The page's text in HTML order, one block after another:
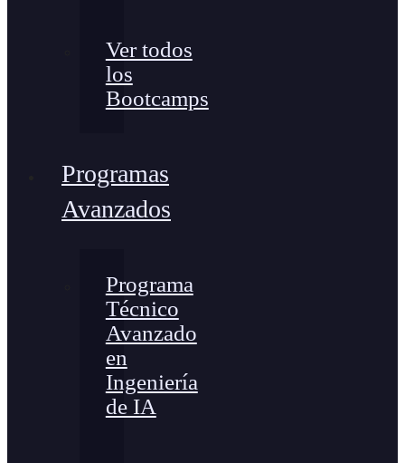
Ver todos
los
Bootcamps
Programas
Avanzados
Programa
Técnico
Avanzado
en
Ingeniería
de IA